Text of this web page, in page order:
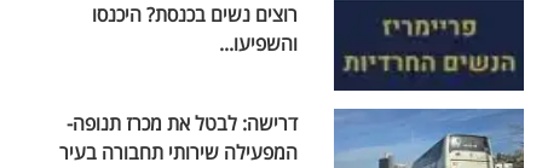
רוצים נשים בכנסת? היכנסו
והשפיעו...
דרישה: לבטל את מכרז תנופה-
המפעילה שירותי תחבורה בעיר